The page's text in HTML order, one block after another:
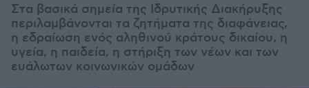
Στα βασικά σημεία της Ιδρυτικής Διακήρυξης
περιλαμβάνονται τα ζητήματα της διαφάνειας,
η εδραίωση ενός αληθινού κράτους δικαίου, η
υγεία, η παιδεία, η στήριξη των νέων και των
ευάλωτων κοινωνικών ομάδων